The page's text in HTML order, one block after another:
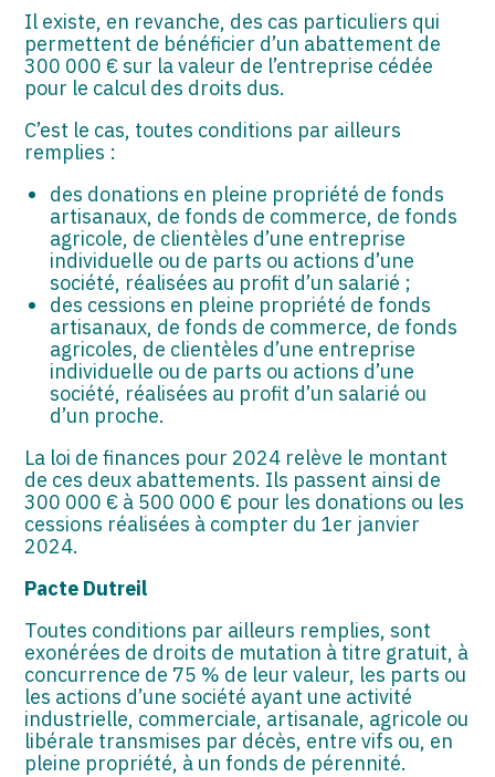
Il existe, en revanche, des cas particuliers qui
permettent de bénéficier d’un abattement de
300 000 € sur la valeur de l’entreprise cédée
pour le calcul des droits dus.
C’est le cas, toutes conditions par ailleurs
remplies :
des donations en pleine propriété de fonds
artisanaux, de fonds de commerce, de fonds
agricole, de clientèles d’une entreprise
individuelle ou de parts ou actions d’une
société, réalisées au profit d’un salarié ;
des cessions en pleine propriété de fonds
artisanaux, de fonds de commerce, de fonds
agricoles, de clientèles d’une entreprise
individuelle ou de parts ou actions d’une
société, réalisées au profit d’un salarié ou
d’un proche.
La loi de finances pour 2024 relève le montant
de ces deux abattements. Ils passent ainsi de
300 000 € à 500 000 € pour les donations ou les
cessions réalisées à compter du 1er janvier
2024.
Pacte Dutreil
Toutes conditions par ailleurs remplies, sont
exonérées de droits de mutation à titre gratuit, à
concurrence de 75 % de leur valeur, les parts ou
les actions d’une société ayant une activité
industrielle, commerciale, artisanale, agricole ou
libérale transmises par décès, entre vifs ou, en
pleine propriété, à un fonds de pérennité.